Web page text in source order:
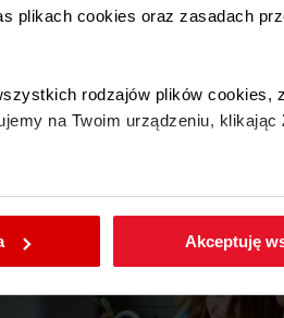
plikach cookies oraz zasadach
rodzajów plików cookies,
na Twoim urządzeniu, klikając
cookies wchodząc w zakładkę
Akceptuję